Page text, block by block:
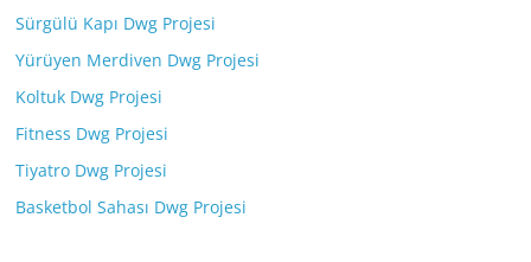
Sürgülü Kapı Dwg Projesi
Yürüyen Merdiven Dwg Projesi
Koltuk Dwg Projesi
Fitness Dwg Projesi
Tiyatro Dwg Projesi
Basketbol Sahası Dwg Projesi